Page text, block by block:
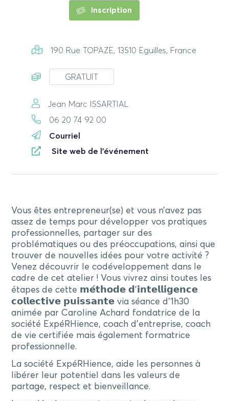
Inscription
190 Rue TOPAZE, 13510 Eguilles, France
GRATUIT
Jean Marc ISSARTIAL
06 20 74 92 00
Courriel
Site web de l'événement
Vous êtes entrepreneur(se) et vous n’avez pas
assez de temps pour développer vos pratiques
professionnelles, partager sur des
problématiques ou des préoccupations, ainsi que
trouver de nouvelles idées pour votre activité ?
Venez découvrir le codéveloppement dans le
cadre de cet atelier ! Vous vivrez ainsi toutes les
étapes de cette 𝗺𝗲́𝘁𝗵𝗼𝗱𝗲 𝗱’𝗶𝗻𝘁𝗲𝗹𝗹𝗶𝗴𝗲𝗻𝗰𝗲
𝗰𝗼𝗹𝗹𝗲𝗰𝘁𝗶𝘃𝗲 𝗽𝘂𝗶𝘀𝘀𝗮𝗻𝘁𝗲 via séance d’1h30
animée par Caroline Achard fondatrice de la
société ExpéRHience, coach d’entreprise, coach
de vie certifiée mais également formatrice
professionnelle.
La société ExpéRHience, aide les personnes à
libérer leur potentiel dans les valeurs de
partage, respect et bienveillance.